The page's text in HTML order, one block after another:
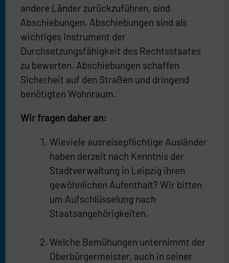
andere Länder zurückzuführen, sind
Abschiebungen. Abschiebungen sind als
wichtiges Instrument der
Durchsetzungsfähigkeit des Rechtsstaates
zu bewerten. Abschiebungen schaffen
Sicherheit auf den Straßen und dringend
benötigten Wohnraum.
Wir fragen daher an:
Wieviele ausreisepflichtige Ausländer
haben derzeit nach Kenntnis der
Stadtverwaltung in Leipzig ihren
gewöhnlichen Aufenthalt? Wir bitten
um Aufschlüsselung nach
Staatsangehörigkeiten.
Welche Bemühungen unternimmt der
Oberbürgermeister, auch in seiner